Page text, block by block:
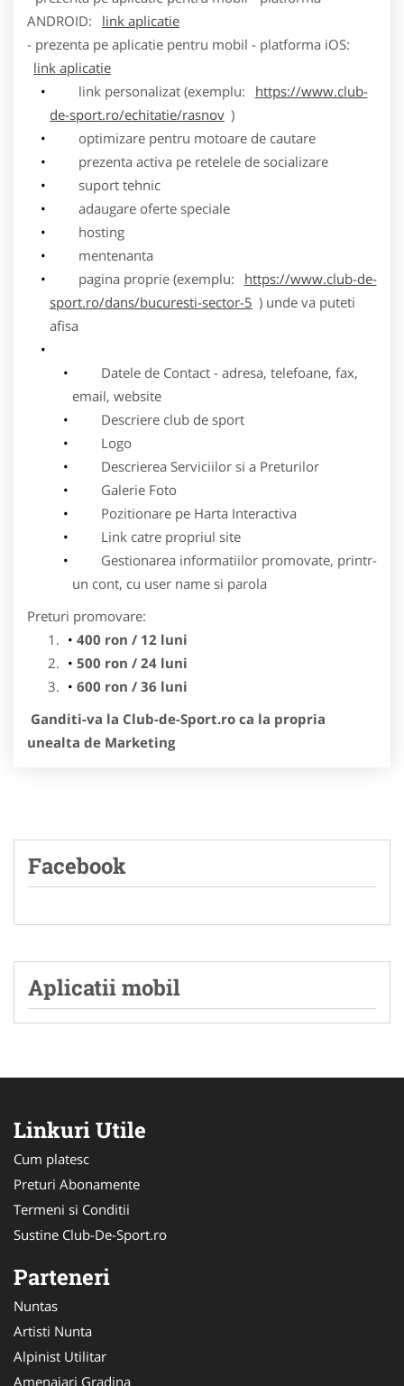
ANDROID:
link aplicatie
- prezenta pe aplicatie pentru mobil - platforma iOS:
link aplicatie
link personalizat (exemplu:
https://www.club-
de-sport.ro/echitatie/rasnov )
optimizare pentru motoare de cautare
prezenta activa pe retelele de socializare
suport tehnic
adaugare oferte speciale
hosting
mentenanta
pagina proprie (exemplu:
https://www.club-de-
sport.ro/dans/bucuresti-sector-5 ) unde va puteti
afisa
Datele de Contact - adresa, telefoane, fax,
email, website
Descriere club de sport
Logo
Descrierea Serviciilor si a Preturilor
Galerie Foto
Pozitionare pe Harta Interactiva
Link catre propriul site
Gestionarea informatiilor promovate, printr-
un cont, cu user name si parola
Preturi promovare:
400 ron / 12 luni
500 ron / 24 luni
600 ron / 36 luni
Ganditi-va la Club-de-Sport.ro ca la propria
unealta de Marketing
Facebook
Aplicatii mobil
Linkuri Utile
Cum platesc
Preturi Abonamente
Termeni si Conditii
Sustine Club-De-Sport.ro
Parteneri
Nuntas
Artisti Nunta
Alpinist Utilitar
Amenajari Gradina